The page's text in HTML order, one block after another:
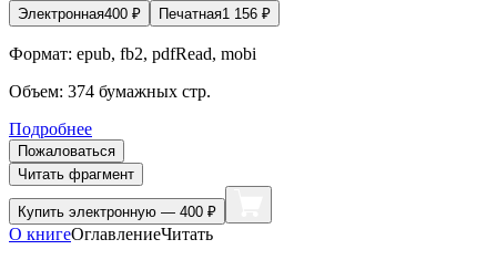
Электронная400 ₽ Печатная1 156 ₽
Формат: epub, fb2, pdfRead, mobi
Объем: 374 бумажных стр.
Подробнее
Пожаловаться
Читать фрагмент
Купить электронную — 400 ₽
О книгеОглавлениеЧитать